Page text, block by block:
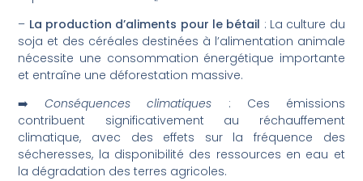
– La production d’aliments pour le bétail : La culture du
soja et des céréales destinées à l’alimentation animale
nécessite une consommation énergétique importante
et entraîne une déforestation massive.
➡️Conséquences climatiques : Ces émissions
contribuent significativement au réchauffement
climatique, avec des effets sur la fréquence des
sécheresses, la disponibilité des ressources en eau et
la dégradation des terres agricoles.